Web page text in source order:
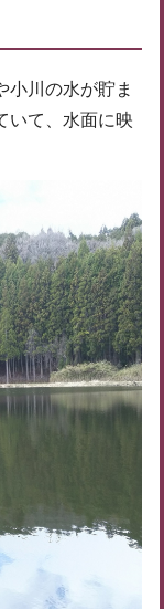
小川の水が貯ま
いて、水面に映